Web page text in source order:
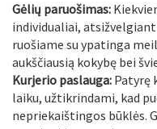
Gėlių paruošimas:
individualiai, atsižvelgiant
ruošiame su ypatinga
aukščiausią kokybę bei
Kurjerio paslauga: Patyrę
laiku, užtikrindami, kad
nepriekaištingos būklės.